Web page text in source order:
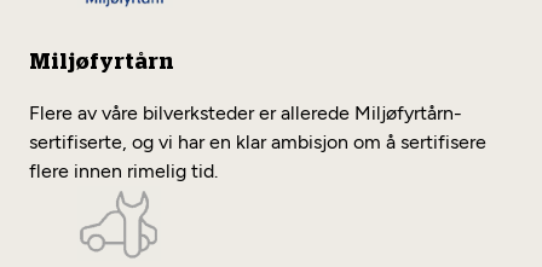
Miljøfyrtårn
Flere av våre bilverksteder er allerede Miljøfyrtårn-
sertifiserte, og vi har en klar ambisjon om å sertifisere
flere innen rimelig tid.